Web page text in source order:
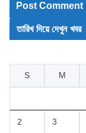
তারিখ দিয়ে দেখুন খবর
S
M
2 3